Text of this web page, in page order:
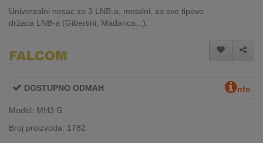
PC
&
MOJ
NALOG
Univerzalni nosac za 3 LNB-a, metalni, za sve tipove
držaca LNB-a (Gibertini, Mađarica...).
DOSTUPNO ODMAH nfo
Model: MH3 G
Broj proizvoda: 1782